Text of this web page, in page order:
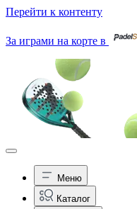
Перейти к контенту
За играми на корте в
Меню
Каталог